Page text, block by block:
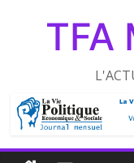
TFA